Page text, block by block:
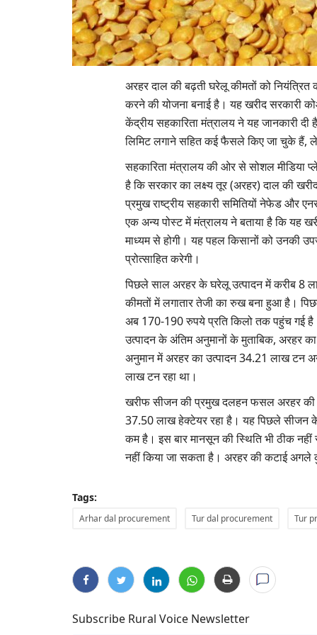
अरहर दाल की बढ़ती घरेलू कीमतों को
करने की योजना बनाई है। यह खरीद सरकारी
केंद्रीय सहकारिता मंत्रालय ने यह जानकारी
लिमिट लगाने सहित कई फैसले किए जा चुके हैं,
सहकारिता मंत्रालय की ओर से सोशल मीडिया
है कि सरकार का लक्ष्य तूर (अरहर) दाल की
प्रमुख राष्ट्रीय सहकारी समितियों नेफेड और
एक अन्य पोस्ट में मंत्रालय ने बताया है कि यह
माध्यम से होगी। यह पहल किसानों को उनकी
प्रोत्साहित करेगी।
पिछले साल अरहर के घरेलू उत्पादन में करीब 8
कीमतों में लगातार तेजी का रुख बना हुआ है।
अब 170-190 रुपये प्रति किलो तक पहुंच गई
उत्पादन के अंतिम अनुमानों के मुताबिक, अरहर
अनुमान में अरहर का उत्पादन 34.21 लाख टन
लाख टन रहा था।
खरीफ सीजन की प्रमुख दलहन फसल अरहर की
37.50 लाख हेक्टेयर रहा है। यह पिछले
कम है। इस बार मानसून की स्थिति भी ठीक
नहीं किया जा सकता है। अरहर की कटाई
Tags:
Arhar dal procurement Tur dal procurement Tur
Subscribe Rural Voice Newsletter